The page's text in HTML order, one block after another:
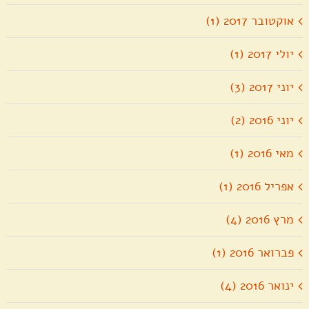
אוקטובר 2017 (1)
יולי 2017 (1)
יוני 2017 (3)
יוני 2016 (2)
מאי 2016 (1)
אפריל 2016 (1)
מרץ 2016 (4)
פברואר 2016 (1)
ינואר 2016 (4)